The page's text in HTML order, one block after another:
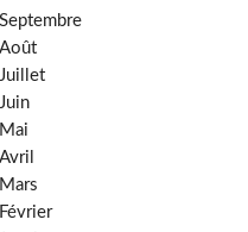
Septembre
Août
Juillet
Juin
Mai
Avril
Mars
Février